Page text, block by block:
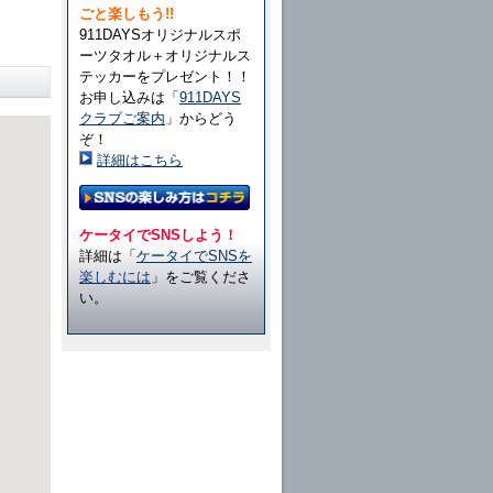
ごと楽しもう!!
911DAYSオリジナルスポ
ーツタオル＋オリジナルス
テッカーをプレゼント！！
お申し込みは「 911DAYS
クラブご案内 」からどう
ぞ！
詳細はこちら
ケータイでSNSしよう！
詳細は「 ケータイでSNSを
楽しむには 」をご覧くださ
い。